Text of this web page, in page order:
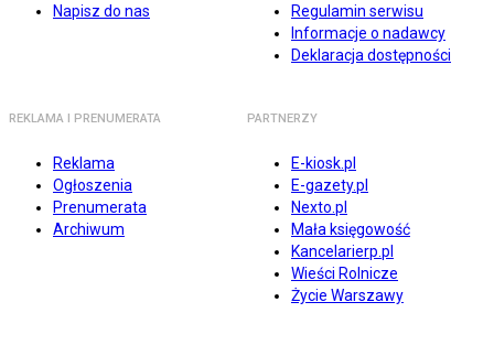
Napisz do nas
Regulamin serwisu
Informacje o nadawcy
Deklaracja dostępności
REKLAMA I PRENUMERATA
Reklama
Ogłoszenia
Prenumerata
Archiwum
PARTNERZY
E-kiosk.pl
E-gazety.pl
Nexto.pl
Mała księgowość
Kancelarierp.pl
Wieści Rolnicze
Życie Warszawy